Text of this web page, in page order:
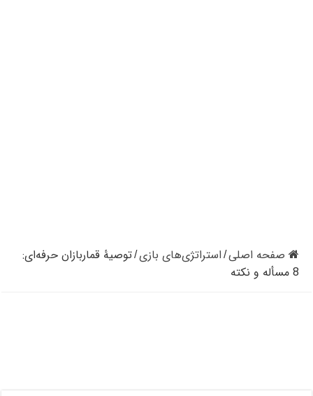
صفحه اصلی/ استراتژی‌های بازی/توصیۀ قماربازان حرفه‌ای:
8 مسأله و نکته